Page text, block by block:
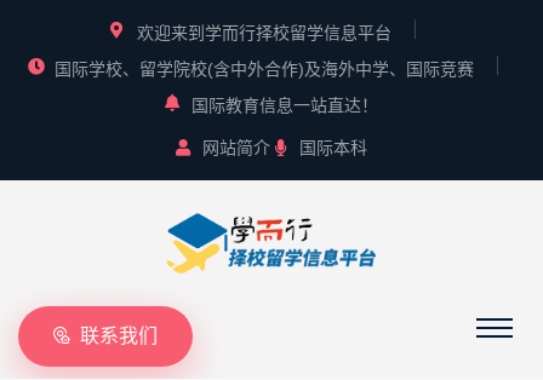
欢迎来到学而行择校留学信息平台
国际学校、留学院校(含中外合作)及海外中学、国际竞赛
国际教育信息一站直达！
网站简介 国际本科
联系我们